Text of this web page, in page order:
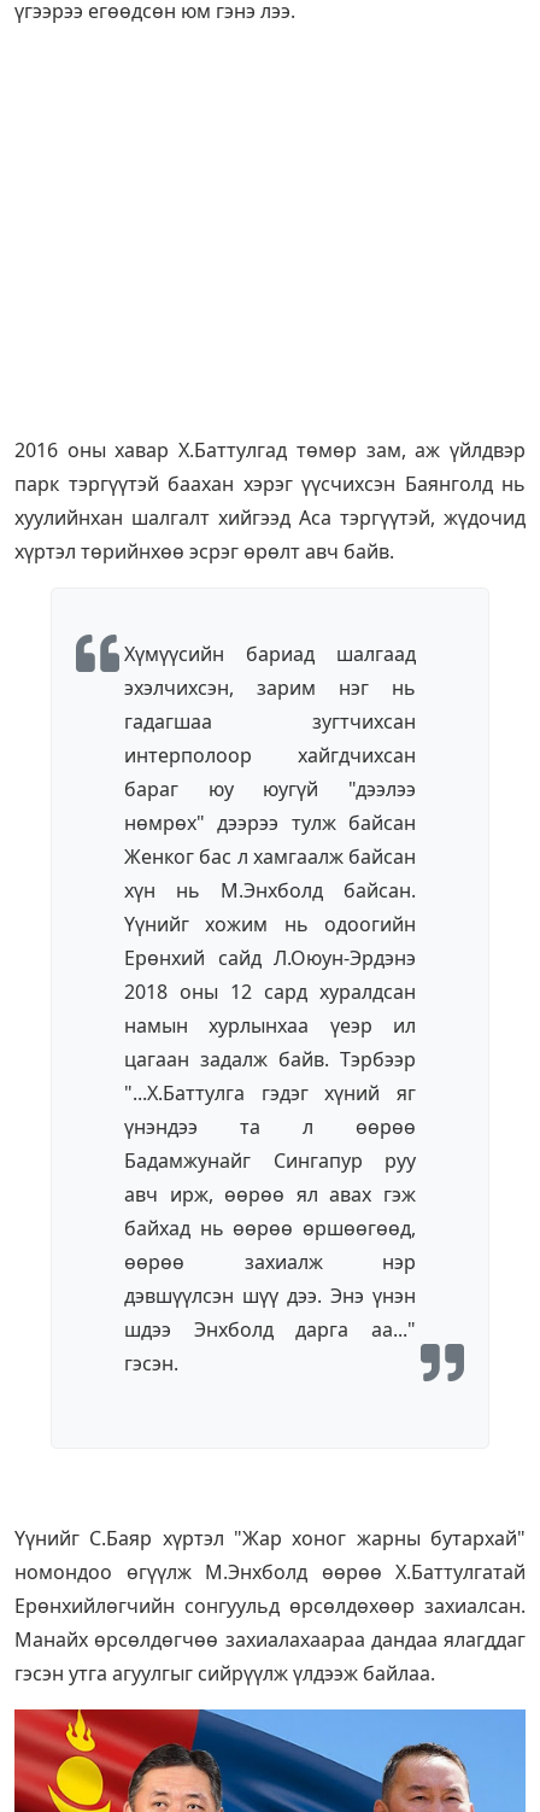
үгээрээ егөөдсөн юм гэнэ лээ.
2016 оны хавар Х.Баттулгад төмөр зам, аж үйлдвэр
парк тэргүүтэй баахан хэрэг үүсчихсэн Баянголд нь
хуулийнхан шалгалт хийгээд Аса тэргүүтэй, жүдочид
хүртэл төрийнхөө эсрэг өрөлт авч байв.
Хүмүүсийн бариад шалгаад
эхэлчихсэн, зарим нэг нь
гадагшаа зугтчихсан
интерполоор хайгдчихсан
бараг юу юугүй "дээлээ
нөмрөх" дээрээ тулж байсан
Женког бас л хамгаалж байсан
хүн нь М.Энхболд байсан.
Үүнийг хожим нь одоогийн
Ерөнхий сайд Л.Оюун-Эрдэнэ
2018 оны 12 сард хуралдсан
намын хурлынхаа үеэр ил
цагаан задалж байв. Тэрбээр
"...Х.Баттулга гэдэг хүний яг
үнэндээ та л өөрөө
Бадамжунайг Сингапур руу
авч ирж, өөрөө ял авах гэж
байхад нь өөрөө өршөөгөөд,
өөрөө захиалж нэр
дэвшүүлсэн шүү дээ. Энэ үнэн
шдээ Энхболд дарга аа..."
гэсэн.
Үүнийг С.Баяр хүртэл "Жар хоног жарны бутархай"
номондоо өгүүлж М.Энхболд өөрөө Х.Баттулгатай
Ерөнхийлөгчийн сонгуульд өрсөлдөхөөр захиалсан.
Манайх өрсөлдөгчөө захиалахаараа дандаа ялагддаг
гэсэн утга агуулгыг сийрүүлж үлдээж байлаа.